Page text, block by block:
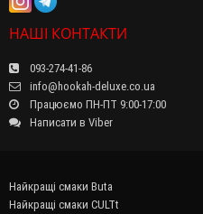
НАШІ КОНТАКТИ
093-274-41-86
info@hookah-deluxe.co.ua
Працюємо ПН-ПТ 9:00-17:00
Написати в Viber
Найкращі смаки Buta
Найкращі смаки CULTt